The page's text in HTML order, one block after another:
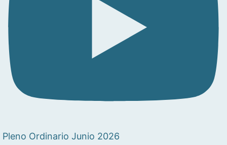
Pleno Ordinario Junio 2026